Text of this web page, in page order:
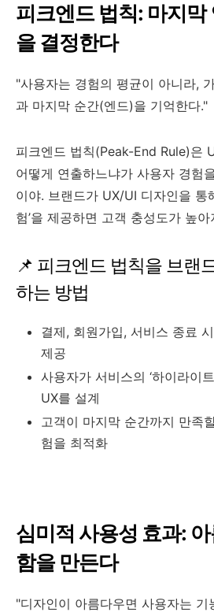
피크엔드 법칙: 마지막
을 결정한다
"사용자는 경험의 평균이 아니라,
과 마지막 순간(엔드)을 기억한다."
피크엔드 법칙(Peak-End Rule)은
어떻게 연출하느냐가 사용자 경험
이야. 브랜드가 UX/UI 디자인을 통
험’을 제공하면 고객 충성도가 높아
📌 피크엔드 법칙을 브랜
하는 방법
결제, 회원가입, 서비스 종료
제공
사용자가 서비스의 ‘하이라이
UX를 설계
고객이 마지막 순간까지 만족
험을 최적화
심미적 사용성 효과:
함을 만든다
"디자인이 아름다우면 사용자는 기